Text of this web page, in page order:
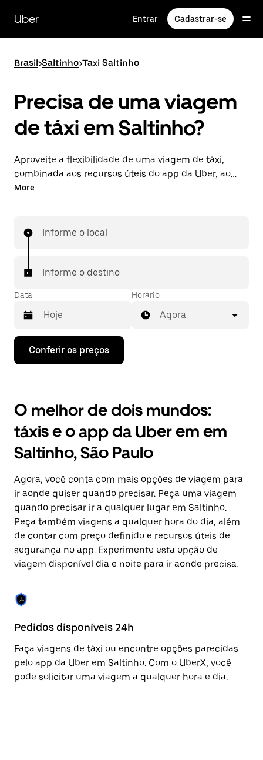
para
conteúdo
Uber Entrar Cadastrar-se
Brasil>Saltinho>Taxi Saltinho
Precisa de uma viagem
de táxi em Saltinho?
Aproveite a flexibilidade de uma viagem de táxi,
combinada aos recursos úteis do app da Uber, ao
viajar pelo UberX em Saltinho. Você pode solicitar
preços definidos e econômicos. Peça uma viagem
More
Informe o local
Informe o destino
Data
Pressione
seta
interagir
com
o
calendário
e
selecionar
data.
Pressione
tecla
“ESC”
para
o
calendário.
Horário
Agora
Conferir os preços
O melhor de dois mundos:
táxis e o app da Uber em em
Saltinho, São Paulo
Agora, você conta com mais opções de viagem para
ir aonde quiser quando precisar. Peça uma viagem
quando precisar ir a qualquer lugar em Saltinho.
Peça também viagens a qualquer hora do dia, além
de contar com preço definido e recursos úteis de
segurança no app. Experimente esta opção de
viagem disponível dia e noite para ir aonde precisa.
Pedidos disponíveis 24h
Faça viagens de táxi ou encontre opções parecidas
pelo app da Uber em Saltinho. Com o UberX, você
pode solicitar uma viagem a qualquer hora e dia.